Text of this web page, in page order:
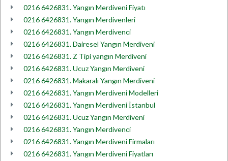
0216 6426831. Yangın Merdiveni Fiyatı
0216 6426831. Yangın Merdivenleri
0216 6426831. Yangın Merdivenci
0216 6426831. Dairesel Yangın Merdiveni
0216 6426831. Z Tipi yangın Merdiveni
0216 6426831. Ucuz Yangın Merdiveni
0216 6426831. Makaralı Yangın Merdiveni
0216 6426831. Yangın Merdiveni Modelleri
0216 6426831. Yangın Merdiveni İstanbul
0216 6426831. Ucuz Yangın Merdiveni
0216 6426831. Yangın Merdivenci
0216 6426831. Yangın Merdiveni Firmaları
0216 6426831. Yangın Merdiveni Fiyatları